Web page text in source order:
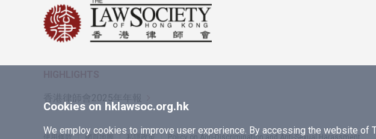
Cookies on hklawsoc.org.hk
We employ cookies to improve user experience. By accessing the website
香港律師會2025年年報
網頁地圖 私隱政策 Policy on Anti-Discrimination and Anti-Sexual Harassment